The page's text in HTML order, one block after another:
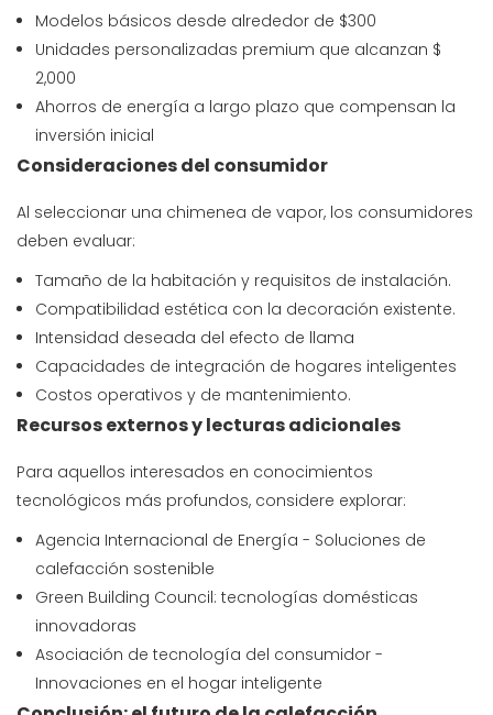
Modelos básicos desde alrededor de $300
Unidades personalizadas premium que alcanzan $
2,000
Ahorros de energía a largo plazo que compensan la
inversión inicial
Consideraciones del consumidor
Al seleccionar una chimenea de vapor, los consumidores
deben evaluar:
Tamaño de la habitación y requisitos de instalación.
Compatibilidad estética con la decoración existente.
Intensidad deseada del efecto de llama
Capacidades de integración de hogares inteligentes
Costos operativos y de mantenimiento.
Recursos externos y lecturas adicionales
Para aquellos interesados ​​en conocimientos
tecnológicos más profundos, considere explorar:
Agencia Internacional de Energía - Soluciones de
calefacción sostenible
Green Building Council: tecnologías domésticas
innovadoras
Asociación de tecnología del consumidor -
Innovaciones en el hogar inteligente